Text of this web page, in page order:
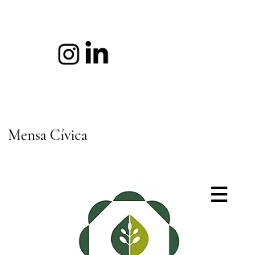
Mensa Cívica